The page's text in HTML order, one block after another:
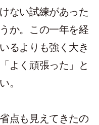
ない試練があった
か。この一年を経
るよりも強く大き
よく頑張った」と
。
点も見えてきたの